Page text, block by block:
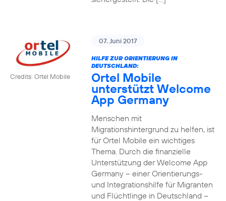
Credits: Ortel Mobile
07. Juni 2017
HILFE ZUR ORIENTIERUNG IN
DEUTSCHLAND:
Ortel Mobile
unterstützt Welcome
App Germany
Menschen mit
Migrationshintergrund zu helfen, ist
für Ortel Mobile ein wichtiges
Thema. Durch die finanzielle
Unterstützung der Welcome App
Germany – einer Orientierungs-
und Integrationshilfe für Migranten
und Flüchtlinge in Deutschland –